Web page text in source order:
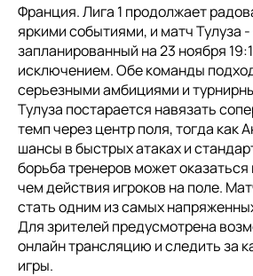
Франция. Лига 1 продолжает
яркими событиями, и матч Тулуза
запланированный на 23 ноября
исключением. Обе команды
серьезными амбициями и
Тулуза постарается навязать
темп через центр поля, тогда как
шансы в быстрых атаках и
борьба тренеров может
чем действия игроков на поле.
стать одним из самых
Для зрителей предусмотрена
онлайн трансляцию и следить за
игры.